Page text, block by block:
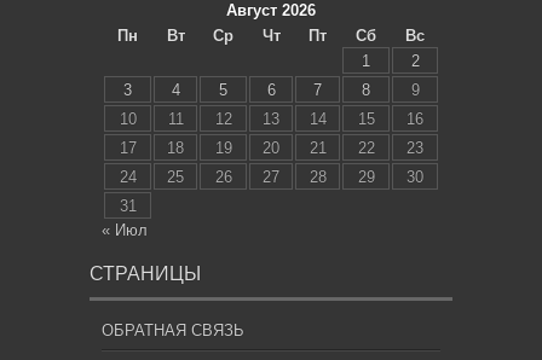
Август 2026
Пн
Вт Ср Чт Пт Сб
Вс
1
2
3
4 5 6 7 8
9
10
11 12 13 14 15
16
17
18 19 20 21 22
23
24
25 26 27 28 29
30
31
« Июл
СТРАНИЦЫ
ОБРАТНАЯ СВЯЗЬ